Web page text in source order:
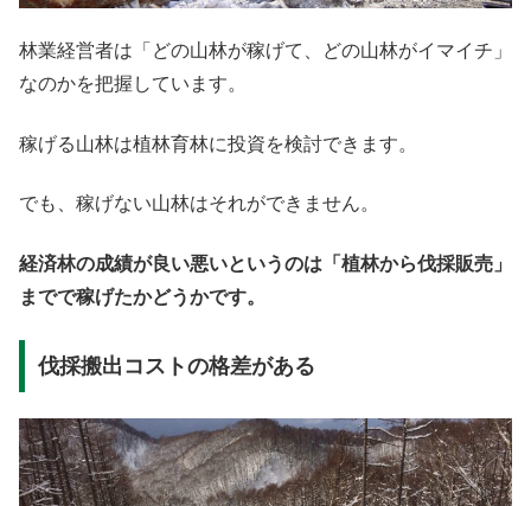
林業経営者は「どの山林が稼げて、どの山林がイマイチ」
なのかを把握しています。
稼げる山林は植林育林に投資を検討できます。
でも、稼げない山林はそれができません。
経済林の成績が良い悪いというのは「植林から伐採販売」
までで稼げたかどうかです。
伐採搬出コストの格差がある